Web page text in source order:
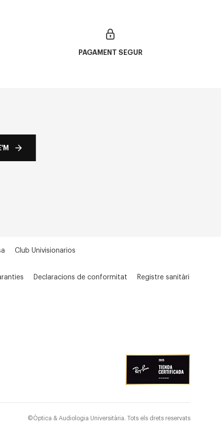
PAGAMENT SEGUR
Club Univisionarios
Declaracions de conformitat Registre sanitàri
©Òptica & Audiologia Universitària. Tots els drets reservats